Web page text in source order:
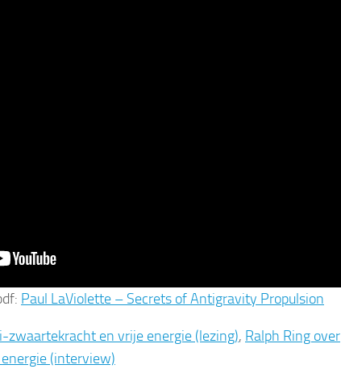
Paul LaViolette – Secrets of Antigravity Propulsion
zwaartekracht en vrije energie (lezing), Ralph Ring over
(interview)